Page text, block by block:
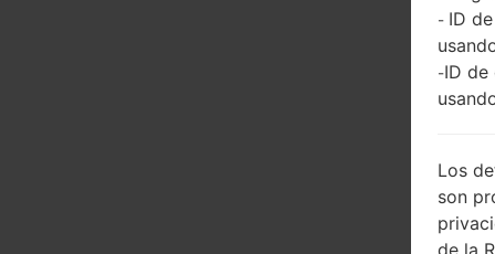
- ID
-ID de
Los
son
de la